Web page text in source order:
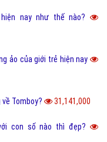
nay như thế nào?
ảo của giới trẻ hiện nay
Tomboy? 31,141,000
con số nào thì đẹp?